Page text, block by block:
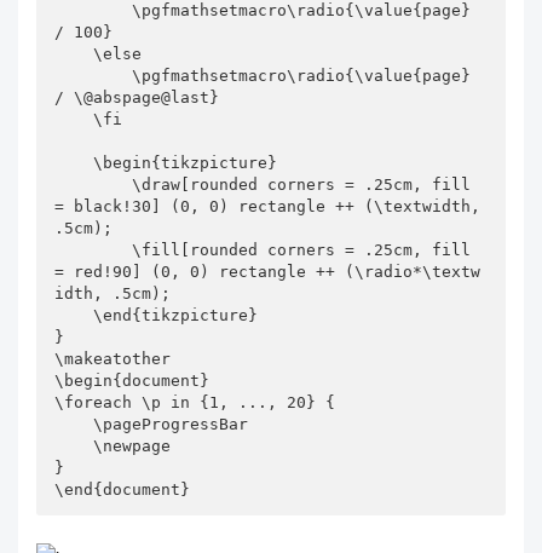
        \pgfmathsetmacro\radio{\value{page}
/ 100}
    \else
        \pgfmathsetmacro\radio{\value{page}
/ \@abspage@last}
    \fi
    \begin{tikzpicture}
        \draw[rounded corners = .25cm, fill
= black!30] (0, 0) rectangle ++ (\textwidth,
.5cm);
        \fill[rounded corners = .25cm, fill
= red!90] (0, 0) rectangle ++ (\radio*\textw
idth, .5cm);
    \end{tikzpicture}
}
\makeatother
\begin{document}
\foreach \p in {1, ..., 20} {
    \pageProgressBar
    \newpage
}
\end{document}